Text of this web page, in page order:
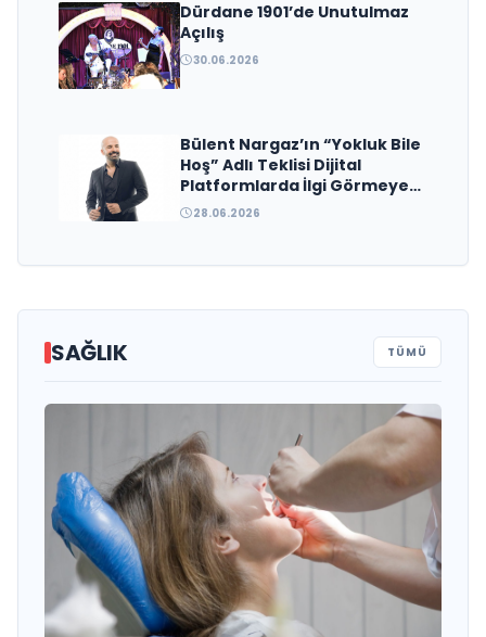
Dürdane 1901’de Unutulmaz
Açılış
30.06.2026
Bülent Nargaz’ın “Yokluk Bile
Hoş” Adlı Teklisi Dijital
Platformlarda İlgi Görmeye
Devam Ediyor
28.06.2026
SAĞLIK TÜMÜ